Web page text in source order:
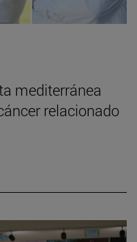
mediterránea
relacionado